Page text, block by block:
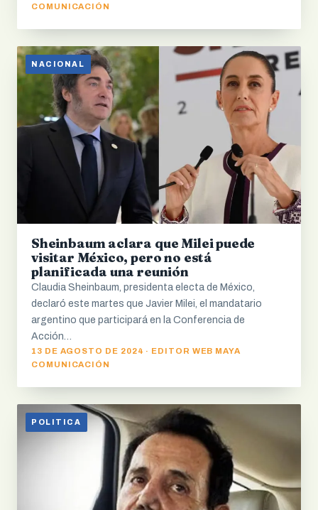
COMUNICACIÓN
NACIONAL
Sheinbaum aclara que Milei puede
visitar México, pero no está
planificada una reunión
Claudia Sheinbaum, presidenta electa de México,
declaró este martes que Javier Milei, el mandatario
argentino que participará en la Conferencia de
Acción…
13 DE AGOSTO DE 2024 · EDITOR WEB MAYA
COMUNICACIÓN
POLITICA